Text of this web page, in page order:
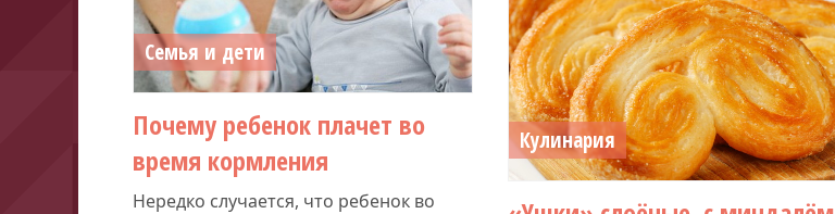
Семья и дети
​Почему ребенок плачет во
время кормления
Нередко случается, что ребенок во
Кулинария